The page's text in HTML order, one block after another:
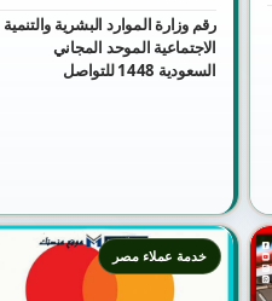
رقم وزارة الموارد البشرية والتنمية
الاجتماعية الموحد المجاني
السعودية 1448 للتواصل
خدمة عملاء مصر